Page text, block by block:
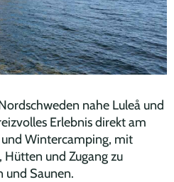
nahe Luleå und
Erlebnis direkt am
Wintercamping, mit
und Zugang zu
und Saunen.